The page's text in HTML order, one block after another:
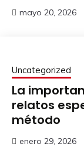
mayo 20, 2026
Uncategorized
La
relatos
método
enero 29, 2026